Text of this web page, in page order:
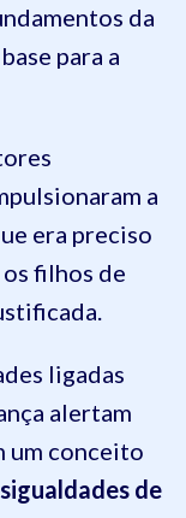
da
para a
a
era preciso
filhos de
ligadas
alertam
um conceito
de